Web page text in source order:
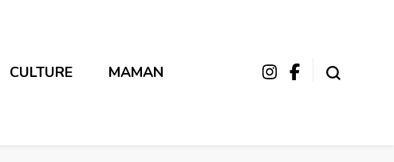
CULTURE MAMAN